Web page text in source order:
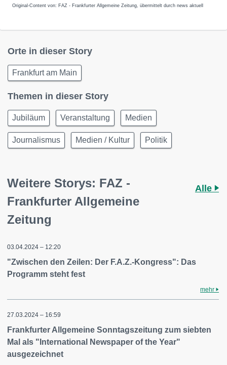
Original-Content von: FAZ - Frankfurter Allgemeine Zeitung, übermittelt durch news aktuell
Orte in dieser Story
Frankfurt am Main
Themen in dieser Story
Jubiläum Veranstaltung Medien
Journalismus Medien / Kultur Politik
Weitere Storys: FAZ -
Frankfurter Allgemeine
Zeitung
Alle
03.04.2024 – 12:20
"Zwischen den Zeilen: Der F.A.Z.-Kongress": Das
Programm steht fest
mehr
27.03.2024 – 16:59
Frankfurter Allgemeine Sonntagszeitung zum siebten
Mal als "International Newspaper of the Year"
ausgezeichnet